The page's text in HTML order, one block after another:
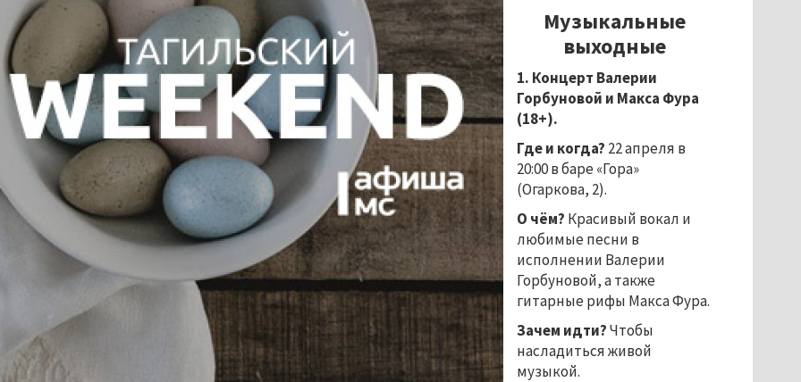
Музыкальные
выходные
1. Концерт Валерии
Горбуновой и Макса Фура
(18+).
Где и когда? 22 апреля в
20:00 в баре «Гора»
(Огаркова, 2).
О чём? Красивый вокал и
любимые песни в
исполнении Валерии
Горбуновой, а также
гитарные рифы Макса Фура.
Зачем идти?Чтобы
насладиться живой
музыкой.